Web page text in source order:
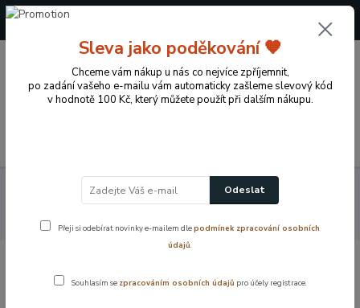
+420 724 722 973
0 Kč
Koupelnové vybavení a doplňky
Vodovodní baterie
Náhradní díly - vodovodní baterie
Tlakové hadičky k bateriím
Nerezová flexi hadice F3/8xM10/ (M8) - KRÁTKÝ nástavec 30 cm
Nerezová flexi hadice F3/8xM10/ (M8) -
Sleva jako poděkování 🧡
Chceme vám nákup u nás co nejvíce zpříjemnit,
po zadání vašeho e-mailu vám automaticky zašleme slevový kód
v hodnotě 100 Kč, který můžete použít při dalším nákupu.
Odeslat
Přeji si odebírat novinky e-mailem dlepodmínek zpracování osobních
údajů.
Souhlasím se zpracováním osobních údajů pro účely registrace.